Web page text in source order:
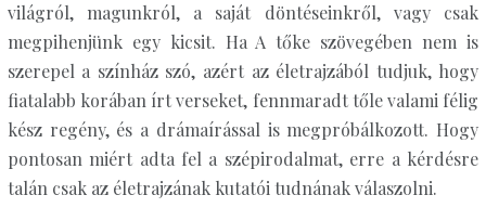
világról, magunkról, a saját döntéseinkről, vagy csak
megpihenjünk egy kicsit. Ha A tőke szövegében nem is
szerepel a színház szó, azért az életrajzából tudjuk, hogy
fiatalabb korában írt verseket, fennmaradt tőle valami félig
kész regény, és a drámaírással is megpróbálkozott. Hogy
pontosan miért adta fel a szépirodalmat, erre a kérdésre
talán csak az életrajzának kutatói tudnának válaszolni.